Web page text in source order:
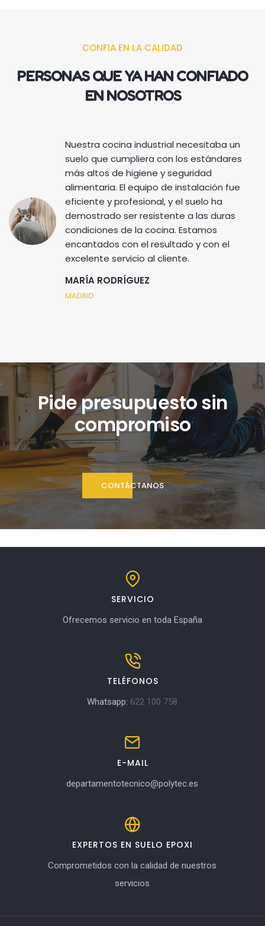
CONFIA EN LA CALIDAD
PERSONAS QUE YA HAN CONFIADO
EN NOSOTROS
Nuestra cocina industrial necesitaba un
suelo que cumpliera con los estándares
más altos de higiene y seguridad
alimentaria. El equipo de instalación fue
eficiente y profesional, y el suelo ha
demostrado ser resistente a las duras
condiciones de la cocina. Estamos
encantados con el resultado y con el
excelente servicio al cliente.
MARÍA RODRÍGUEZ
MADRID
Pide presupuesto sin
compromiso
CONTÁCTANOS
SERVICIO
Ofrecemos servicio en toda España
TELÉFONOS
Whatsapp: 622 100 758
E-MAIL
departamentotecnico@polytec.es
EXPERTOS EN SUELO EPOXI
Comprometidos con la calidad de nuestros
servicios